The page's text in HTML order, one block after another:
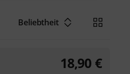
Beliebtheit
18,90 €